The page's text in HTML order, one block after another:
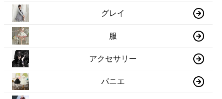
グレイ
服
アクセサリー
パニエ